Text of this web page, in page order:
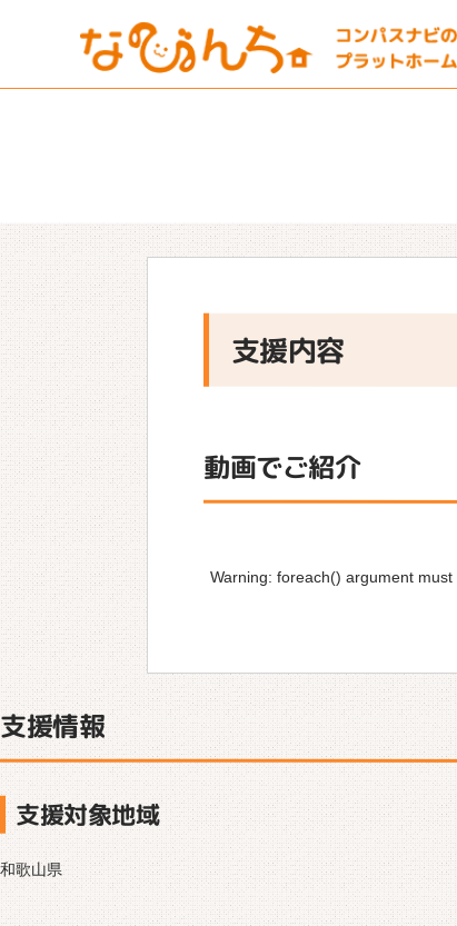
支援内容
動画でご紹介
Warning: foreach() argument
支援情報
支援対象地域
和歌山県